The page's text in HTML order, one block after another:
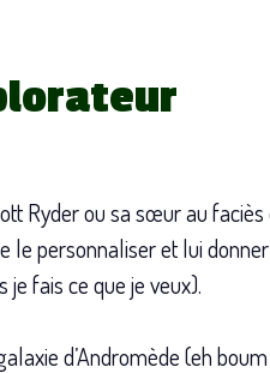
Ryder ou sa sœur au
le personnaliser et lui
je fais ce que je veux).
d’Andromède (eh